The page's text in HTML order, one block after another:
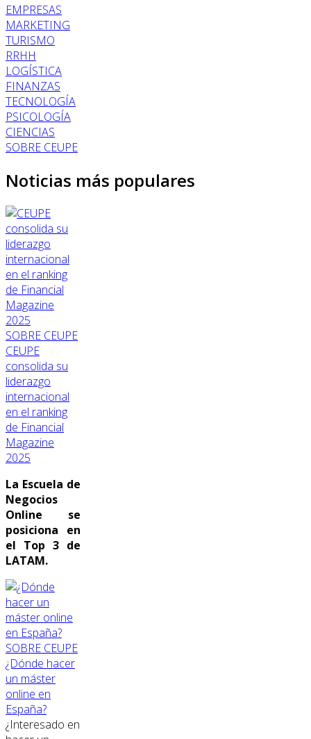
EMPRESAS
MARKETING
TURISMO
RRHH
LOGÍSTICA
FINANZAS
TECNOLOGÍA
PSICOLOGÍA
CIENCIAS
SOBRE CEUPE
Noticias más populares
SOBRE CEUPE
CEUPE
consolida su
liderazgo
internacional
en el ranking
de Financial
Magazine
2025
La Escuela de
Negocios
Online se
posiciona en
el Top 3 de
LATAM.
SOBRE CEUPE
¿Dónde hacer
un máster
online en
España?
¿Interesado en